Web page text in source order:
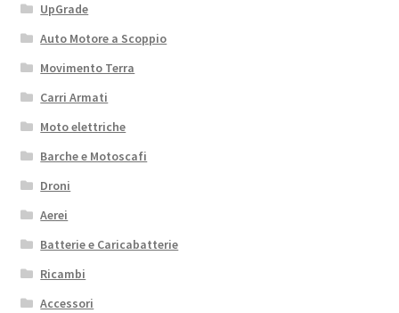
UpGrade
Auto Motore a Scoppio
Movimento Terra
Carri Armati
Moto elettriche
Barche e Motoscafi
Droni
Aerei
Batterie e Caricabatterie
Ricambi
Accessori